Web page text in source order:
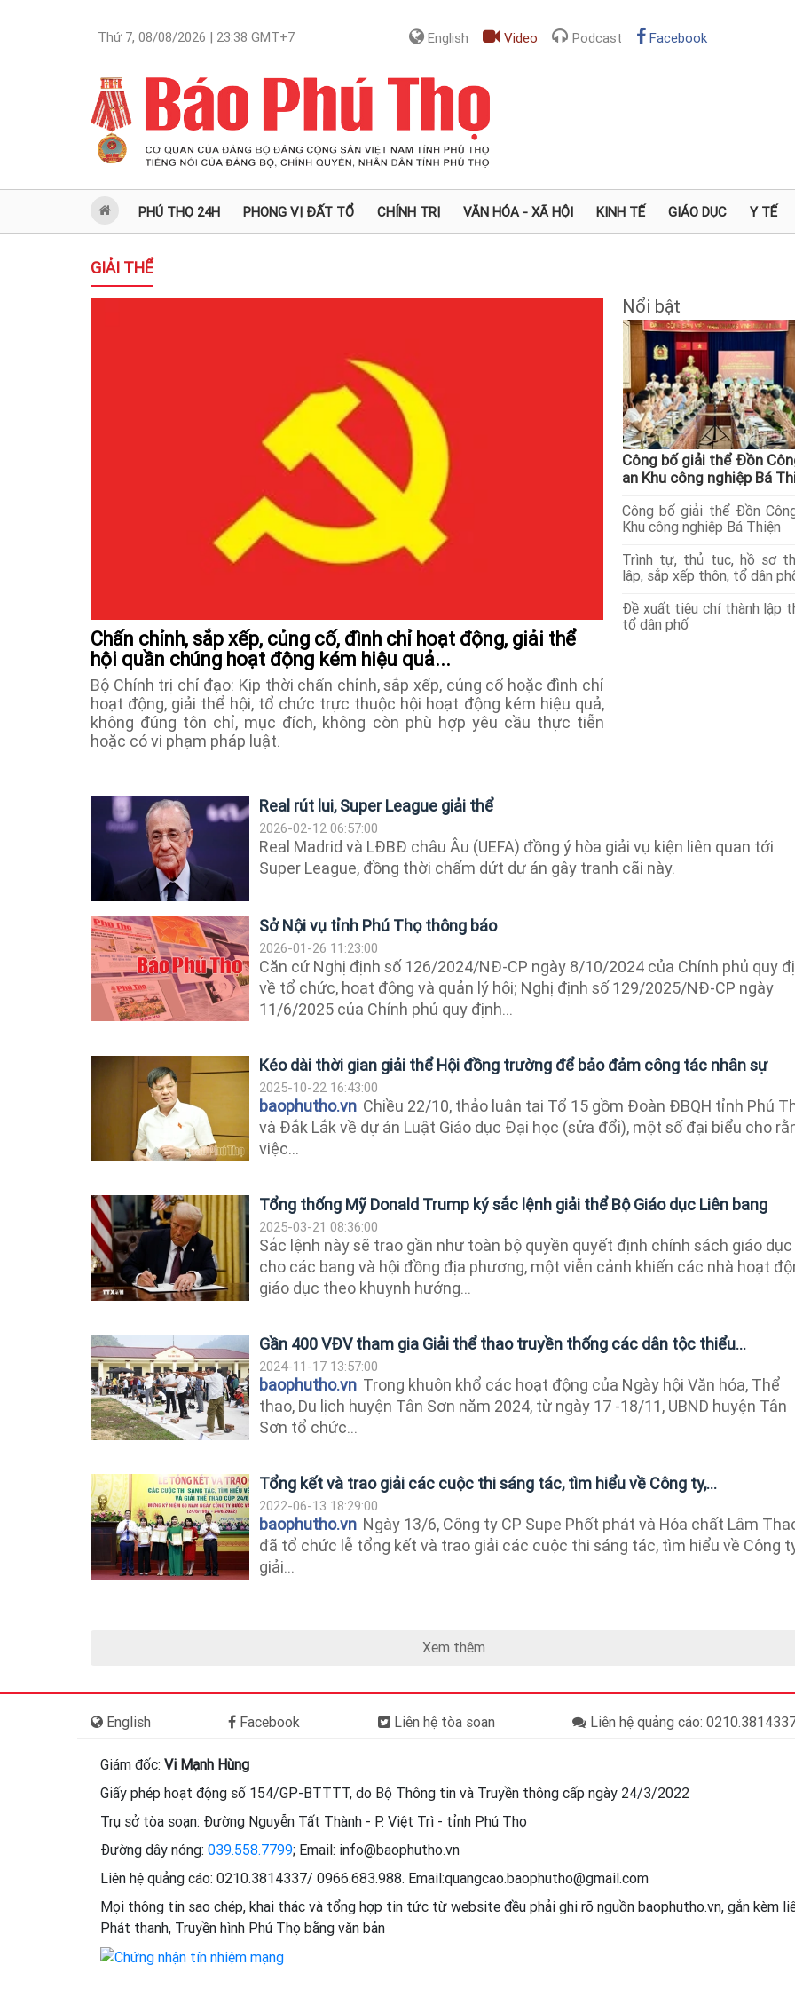
Thứ 7, 08/08/2026 | 23:38 GMT+7 English Video Podcast Facebook
PHÚ THỌ 24H PHONG VỊ ĐẤT TỔ CHÍNH TRỊ VĂN HÓA - XÃ HỘI KINH TẾ GIÁO DỤC Y TẾ
GIẢI THỂ
Chấn chỉnh, sắp xếp, củng cố, đình chỉ hoạt động, giải thể
hội quần chúng hoạt động kém hiệu quả...
Bộ Chính trị chỉ đạo: Kịp thời chấn chỉnh, sắp xếp, củng cố hoặc đình chỉ
hoạt động, giải thể hội, tổ chức trực thuộc hội hoạt động kém hiệu quả,
không đúng tôn chỉ, mục đích, không còn phù hợp yêu cầu thực tiễn
hoặc có vi phạm pháp luật.
Nổi bật
Công bố giải thể Đồn
an Khu công nghiệp Bá
Công bố giải thể Đồn
Khu công nghiệp Bá Thiện
Trình tự, thủ tục, hồ sơ
lập, sắp xếp thôn, tổ dân
Đề xuất tiêu chí thành lập
tổ dân phố
Real rút lui, Super League giải thể
2026-02-12 06:57:00
Real Madrid và LĐBĐ châu Âu (UEFA) đồng ý hòa giải vụ kiện liên quan tới
Super League, đồng thời chấm dứt dự án gây tranh cãi này.
Sở Nội vụ tỉnh Phú Thọ thông báo
2026-01-26 11:23:00
Căn cứ Nghị định số 126/2024/NĐ-CP ngày 8/10/2024 của Chính phủ quy
về tổ chức, hoạt động và quản lý hội; Nghị định số 129/2025/NĐ-CP ngày
11/6/2025 của Chính phủ quy định...
Kéo dài thời gian giải thể Hội đồng trường để bảo đảm công tác nhân sự
2025-10-22 16:43:00
baophutho.vn Chiều 22/10, thảo luận tại Tổ 15 gồm Đoàn ĐBQH tỉnh Phú
và Đắk Lắk về dự án Luật Giáo dục Đại học (sửa đổi), một số đại biểu cho
việc...
Tổng thống Mỹ Donald Trump ký sắc lệnh giải thể Bộ Giáo dục Liên bang
2025-03-21 08:36:00
Sắc lệnh này sẽ trao gần như toàn bộ quyền quyết định chính sách giáo dục
cho các bang và hội đồng địa phương, một viễn cảnh khiến các nhà hoạt
giáo dục theo khuynh hướng...
Gần 400 VĐV tham gia Giải thể thao truyền thống các dân tộc thiểu...
2024-11-17 13:57:00
baophutho.vn Trong khuôn khổ các hoạt động của Ngày hội Văn hóa, Thể
thao, Du lịch huyện Tân Sơn năm 2024, từ ngày 17 -18/11, UBND huyện Tân
Sơn tổ chức...
Tổng kết và trao giải các cuộc thi sáng tác, tìm hiểu về Công ty,...
2022-06-13 18:29:00
baophutho.vn Ngày 13/6, Công ty CP Supe Phốt phát và Hóa chất Lâm
đã tổ chức lễ tổng kết và trao giải các cuộc thi sáng tác, tìm hiểu về Công
giải...
Xem thêm
English Facebook Liên hệ tòa soạn Liên hệ quảng cáo:
Giám đốc: Vi Mạnh Hùng
Giấy phép hoạt động số 154/GP-BTTTT, do Bộ Thông tin và Truyền thông cấp ngày 24/3/2022
Trụ sở tòa soạn: Đường Nguyễn Tất Thành - P. Việt Trì - tỉnh Phú Thọ
Đường dây nóng: 039.558.7799; Email: info@baophutho.vn
Liên hệ quảng cáo: 0210.3814337/ 0966.683.988. Email:quangcao.baophutho@gmail.com
Mọi thông tin sao chép, khai thác và tổng hợp tin tức từ website đều phải ghi rõ nguồn baophutho.vn, gắn kèm
Phát thanh, Truyền hình Phú Thọ bằng văn bản